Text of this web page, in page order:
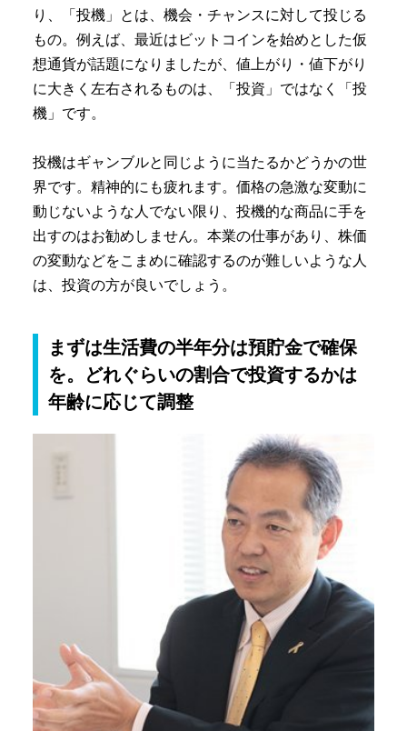
り、「投機」とは、機会・チャンスに対して投じる
もの。例えば、最近はビットコインを始めとした仮
想通貨が話題になりましたが、値上がり・値下がり
に大きく左右されるものは、「投資」ではなく「投
機」です。
投機はギャンブルと同じように当たるかどうかの世
界です。精神的にも疲れます。価格の急激な変動に
動じないような人でない限り、投機的な商品に手を
出すのはお勧めしません。本業の仕事があり、株価
の変動などをこまめに確認するのが難しいような人
は、投資の方が良いでしょう。
まずは生活費の半年分は預貯金で確保
を。どれぐらいの割合で投資するかは
年齢に応じて調整